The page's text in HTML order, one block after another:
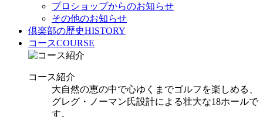
プロショップからのお知らせ
その他のお知らせ
倶楽部の歴史HISTORY
コースCOURSE
コース紹介
大自然の恵の中で心ゆくまでゴルフを楽しめる、
グレグ・ノーマン氏設計による壮大な18ホールで
す。